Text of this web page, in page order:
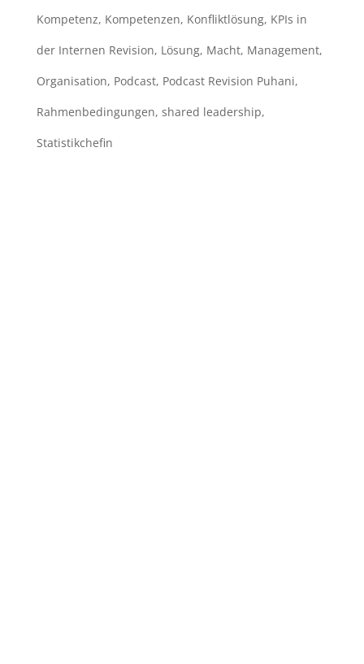
Kompetenz, Kompetenzen, Konfliktlösung, KPIs in
der Internen Revision, Lösung, Macht, Management,
Organisation, Podcast, Podcast Revision Puhani,
Rahmenbedingungen, shared leadership,
Statistikchefin